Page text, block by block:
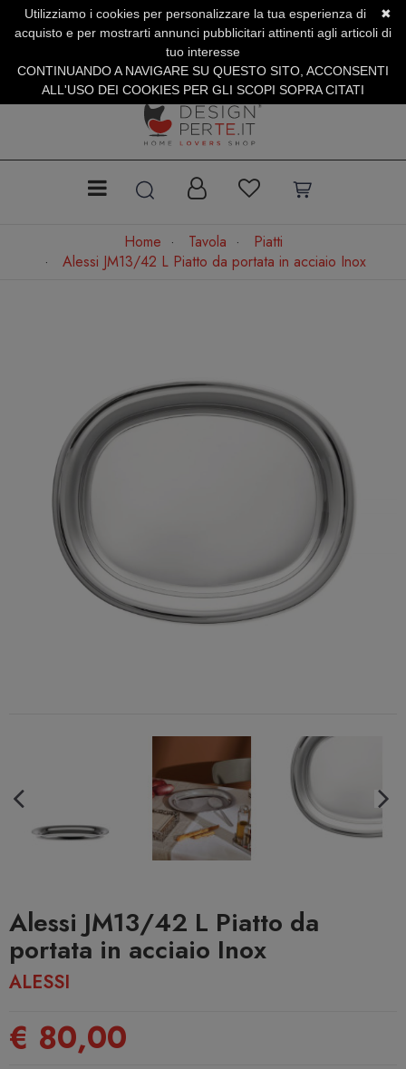
SERVIZIO CLIENTI +39.0773.470.562
SUMMER SALES | Fino al 40% di Sconto
Home Tavola
Piatti
Alessi JM13/42 L Piatto da portata in acciaio Inox
Alessi JM13/42 L Piatto da
portata in acciaio Inox
ALESSI
€ 80,00
✖
Utilizziamo i cookies per personalizzare la tua esperienza di
acquisto e per mostrarti annunci pubblicitari attinenti agli articoli di
tuo interesse
CONTINUANDO A NAVIGARE SU QUESTO SITO, ACCONSENTI
ALL'USO DEI COOKIES PER GLI SCOPI SOPRA CITATI